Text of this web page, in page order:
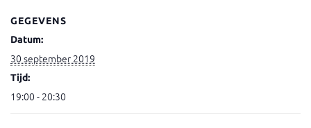
GEGEVENS
Datum:
30 september 2019
Tijd:
19:00 - 20:30